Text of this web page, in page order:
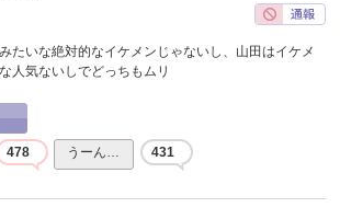
たいな絶対的なイケメンじゃないし、山田はイケメ
人気ないしでどっちもムリ
478 うーん… 431